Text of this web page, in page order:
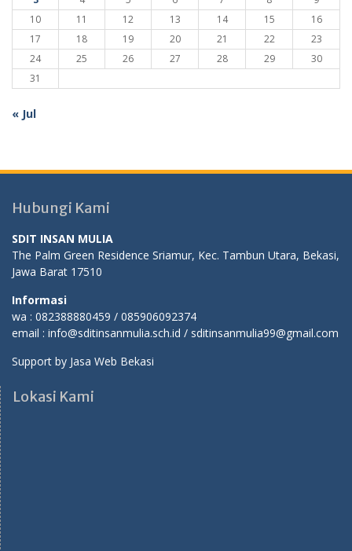
10
11 12 13 14 15
16
17
18 19 20 21 22
23
24
25 26 27 28 29
30
31
« Jul
Hubungi Kami
SDIT INSAN MULIA
The Palm Green Residence Sriamur, Kec. Tambun Utara, Bekasi,
Jawa Barat 17510
Informasi
wa : 082388880459 / 085906092374
email : info@sditinsanmulia.sch.id / sditinsanmulia99@gmail.com
Support by Jasa Web Bekasi
Lokasi Kami